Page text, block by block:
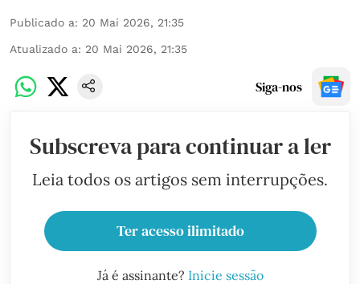
Publicado a: 20 Mai 2026, 21:35
Atualizado a: 20 Mai 2026, 21:35
Siga-nos
Subscreva para continuar a ler
Leia todos os artigos sem interrupções.
Ter acesso ilimitado
Já é assinante? Inicie sessão